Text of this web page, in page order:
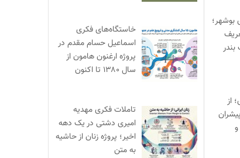
خاستگاه‌های فکری
اسماعیل حسام مقدم در
پروژه ارغنون هامون از
سال ۱۳۸۰ تا اکنون
تاملات فکری مهدیه
امیری دشتی در یک دهه
اخیر؛ پروژه زنان از حاشیه
به متن
بوشهر؛
از